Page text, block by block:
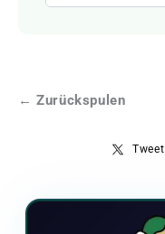
← Zurückspulen
Tweet